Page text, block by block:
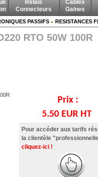
Relais
Connecteurs
Câbles
Gaines
PASSIFS » RESISTANCES
RTO 50W 100R
Prix :
5.50 EUR HT
Pour accéder aux tarifs
la clientèle
cliquez-ici !